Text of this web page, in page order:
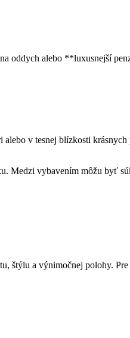
oddych alebo **luxusnejší
v tesnej blízkosti
Medzi vybavením môžu byť
štýlu a výnimočnej polohy.